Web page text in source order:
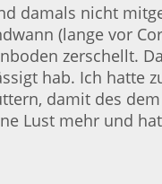
damals nicht
(lange vor
zerschellt.
hab. Ich hatte
damit des
Lust mehr und